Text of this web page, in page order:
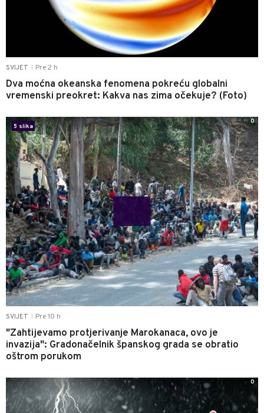
SVIJET Pre 2 h
Dva moćna okeanska fenomena pokreću globalni
vremenski preokret: Kakva nas zima očekuje? (Foto)
SVIJET Pre 10 h
"Zahtijevamo protjerivanje Marokanaca, ovo je
invazija": Gradonačelnik španskog grada se obratio
oštrom porukom
5 slika
0
0